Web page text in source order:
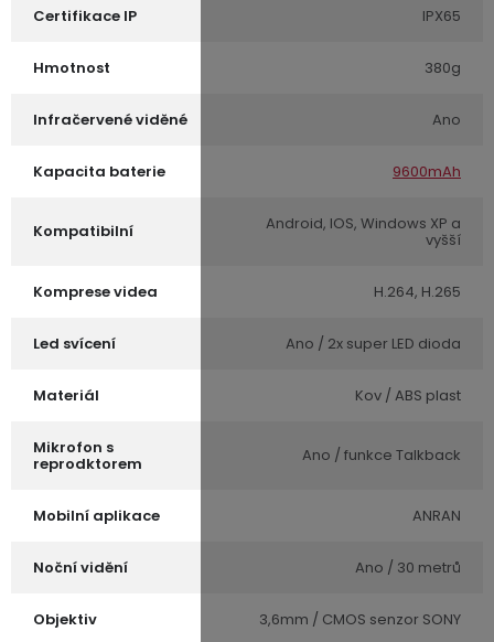
Certifikace IP IPX65
Hmotnost 380g
Infračervené viděné Ano
Kapacita baterie 9600mAh
Kompatibilní Android, IOS, Windows XP a
vyšší
Komprese videa H.264, H.265
Led svícení Ano / 2x super LED dioda
Materiál Kov / ABS plast
Mikrofon s
reprodktorem Ano / funkce Talkback
Mobilní aplikace ANRAN
Noční vidění Ano / 30 metrů
Objektiv 3,6mm / CMOS senzor SONY